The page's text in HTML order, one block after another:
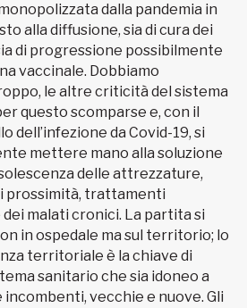
dalla pandemia in
alla diffusione, sia di cura dei
di progressione possibilmente
vaccinale. Dobbiamo
le altre criticità del sistema
questo scomparse e, con il
dell’infezione da Covid-19, si
mettere mano alla soluzione
delle attrezzature,
prossimità, trattamenti
malati cronici. La partita si
in ospedale ma sul territorio; lo
territoriale è la chiave di
sanitario che sia idoneo a
vecchie e nuove. Gli